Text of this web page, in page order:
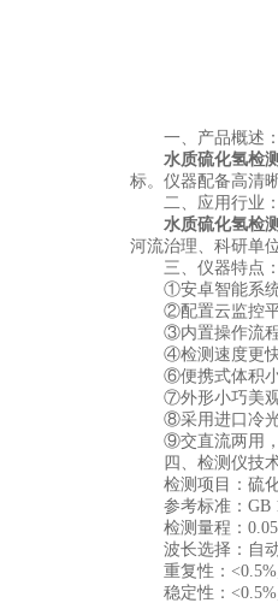
一、产品概述
水质硫化氢检
标。仪器配备高清
二、应用行业
水质硫化氢检
河流治理、科研单
三、仪器特点
①安卓智能系统
②配置云监控平
③内置操作流程
④检测速度更快
⑥便携式体积小
⑦外形小巧美观
⑧采用进口冷光
⑨交直流两用，
四、检测仪技
检测项目：硫
参考标准：GB
检测量程：
波长选择：自
重复性：
稳定性：